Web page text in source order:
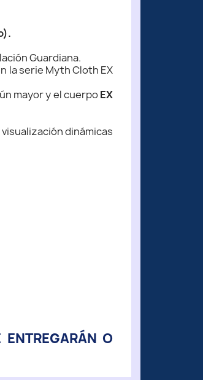
Guardiana.
la serie Myth Cloth EX
mayor y el cuerpoEX
dinámicas
O